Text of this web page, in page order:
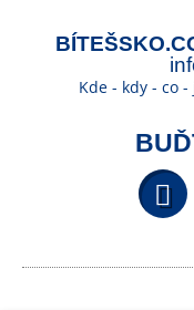
Kde - kdy - co